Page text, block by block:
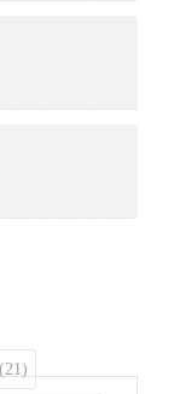
(21)